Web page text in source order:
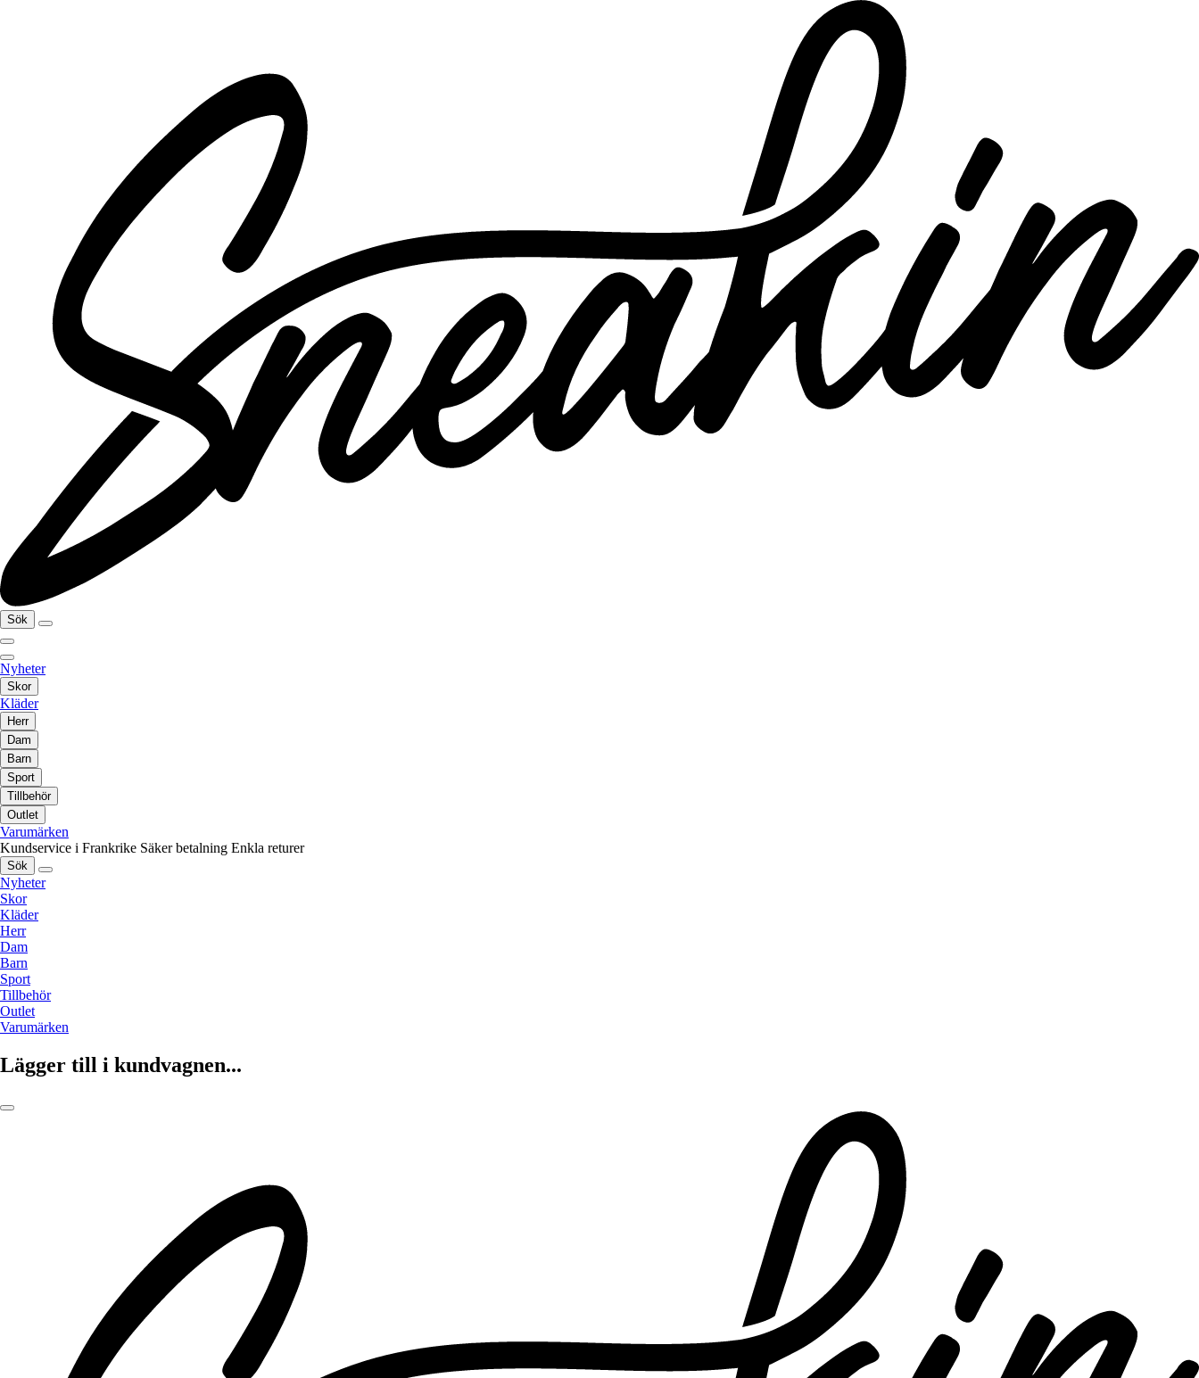
Sök
Nyheter
Skor
Kläder
Herr
Dam
Barn
Sport
Tillbehör
Outlet
Varumärken
Kundservice i Frankrike Säker betalning Enkla returer
Sök
Nyheter
Skor
Kläder
Herr
Dam
Barn
Sport
Tillbehör
Outlet
Varumärken
Lägger till i kundvagnen...